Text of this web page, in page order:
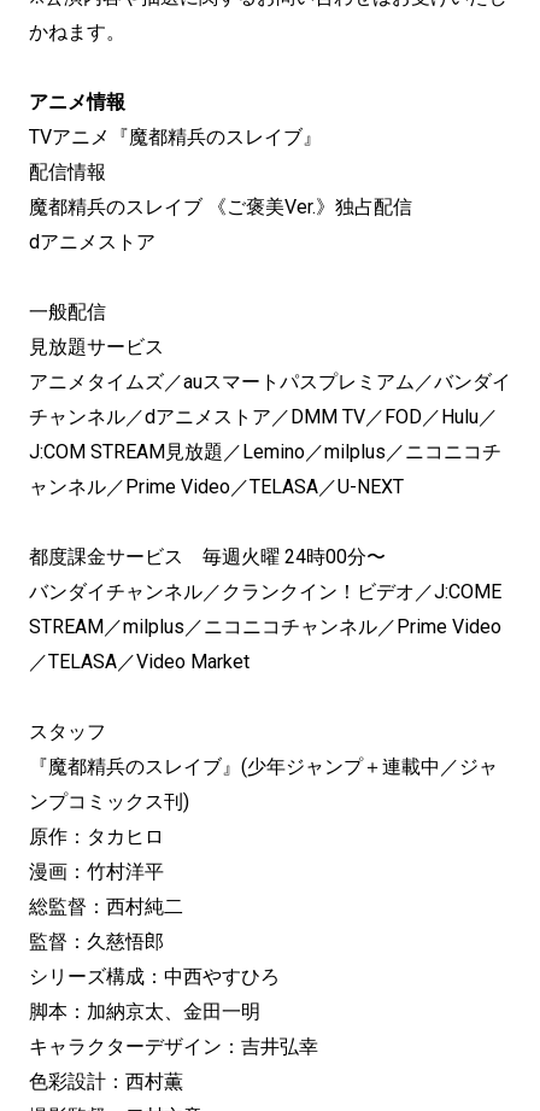
かねます。
アニメ情報
TVアニメ『魔都精兵のスレイブ』
配信情報
魔都精兵のスレイブ 《ご褒美Ver.》独占配信
dアニメストア
一般配信
見放題サービス
アニメタイムズ／auスマートパスプレミアム／バンダイ
チャンネル／dアニメストア／DMM TV／FOD／Hulu／
J:COM STREAM見放題／Lemino／milplus／ニコニコチ
ャンネル／Prime Video／TELASA／U-NEXT
都度課金サービス 毎週火曜 24時00分〜
バンダイチャンネル／クランクイン！ビデオ／J:COME
STREAM／milplus／ニコニコチャンネル／Prime Video
／TELASA／Video Market
スタッフ
『魔都精兵のスレイブ』(少年ジャンプ＋連載中／ジャ
ンプコミックス刊)
原作：タカヒロ
漫画：竹村洋平
総監督：西村純二
監督：久慈悟郎
シリーズ構成：中西やすひろ
脚本：加納京太、金田一明
キャラクターデザイン：吉井弘幸
色彩設計：西村薫